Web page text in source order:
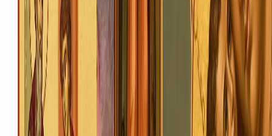
Молитви
Акафісти
Псалтир
Канони
Парафіянам
Подати записку
Пожертва на храм
Таїнства
Погребіння